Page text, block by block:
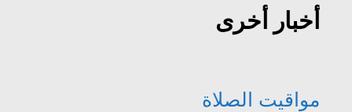
أخبار أخرى
مواقيت الصلاة